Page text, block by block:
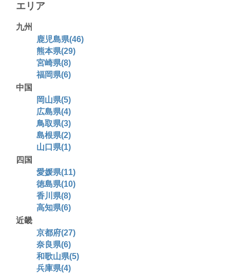
エリア
九州
鹿児島県(46)
熊本県(29)
宮崎県(8)
福岡県(6)
中国
岡山県(5)
広島県(4)
鳥取県(3)
島根県(2)
山口県(1)
四国
愛媛県(11)
徳島県(10)
香川県(8)
高知県(6)
近畿
京都府(27)
奈良県(6)
和歌山県(5)
兵庫県(4)